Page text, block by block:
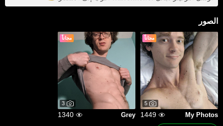
الصور
مجاناً
5
My Photos
1449
مجاناً
3
Grey
1340